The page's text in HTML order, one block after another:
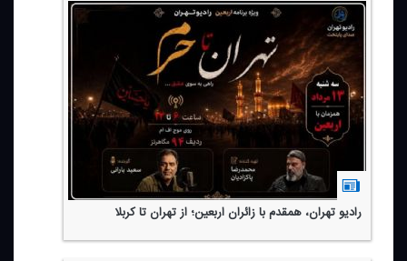
رادیو تهران، همقدم با زائران اربعین؛ از تهران تا كربلا